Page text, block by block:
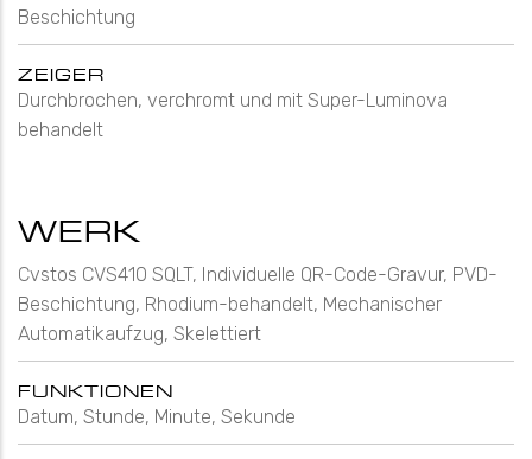
Beschichtung
ZEIGER
Durchbrochen, verchromt und mit Super-Luminova
behandelt
WERK
Cvstos CVS410 SQLT, Individuelle QR-Code-Gravur, PVD-
Beschichtung, Rhodium-behandelt, Mechanischer
Automatikaufzug, Skelettiert
FUNKTIONEN
Datum, Stunde, Minute, Sekunde